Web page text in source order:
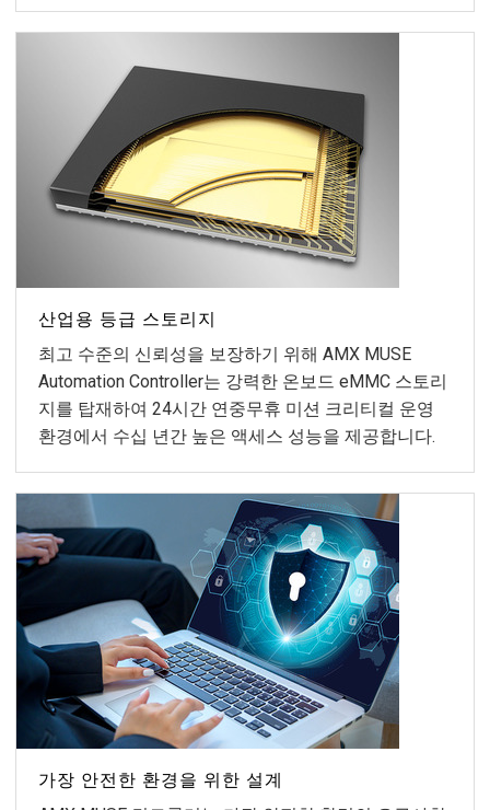
산업용 등급 스토리지
최고 수준의 신뢰성을 보장하기 위해 AMX MUSE
Automation Controller는 강력한 온보드 eMMC 스토리
지를 탑재하여 24시간 연중무휴 미션 크리티컬 운영
환경에서 수십 년간 높은 액세스 성능을 제공합니다.
가장 안전한 환경을 위한 설계